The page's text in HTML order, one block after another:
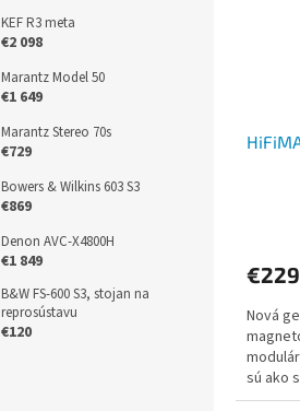
KEF R3 meta
€2 098
Marantz Model 50
€1 649
Marantz Stereo 70s
€729
Bowers & Wilkins 603 S3
€869
Denon AVC-X4800H
€1 849
B&W FS-600 S3, stojan na
reprosústavu
€120
€229
Nová
sú ako
nielen